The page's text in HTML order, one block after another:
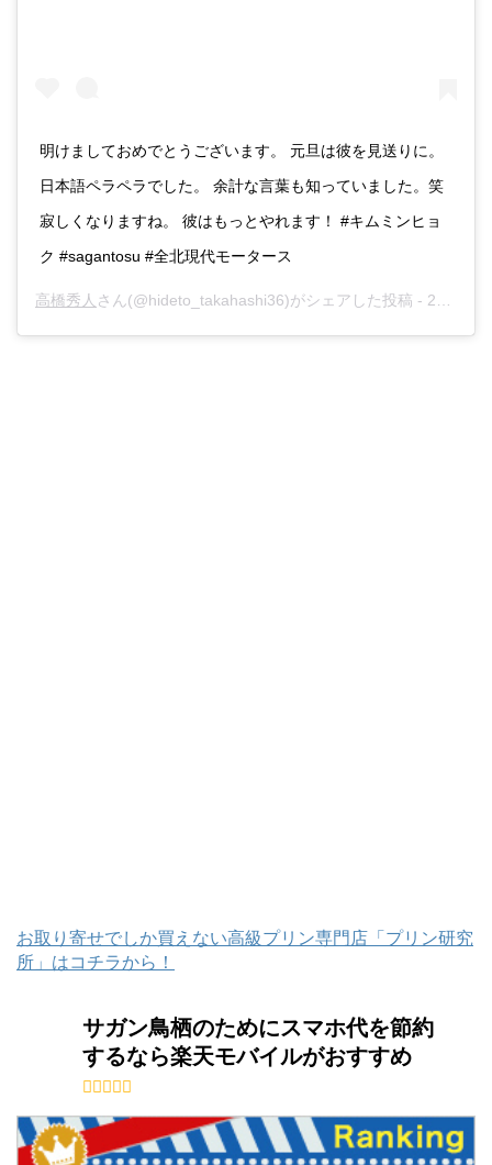
明けましておめでとうございます。 元旦は彼を見送りに。
日本語ペラペラでした。 余計な言葉も知っていました。笑
寂しくなりますね。 彼はもっとやれます！ #キムミンヒョ
ク #sagantosu #全北現代モータース
高橋秀人 さん(@hideto_takahashi36)がシェアした投稿 - 2019年 1月月4日午前12時33分PST
お取り寄せでしか買えない高級プリン専門店「プリン研究
所」はコチラから！
サガン鳥栖のためにスマホ代を節約
するなら楽天モバイルがおすすめ